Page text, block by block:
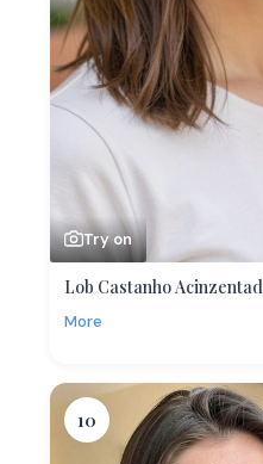
Try on
Lob Castanho
More
10